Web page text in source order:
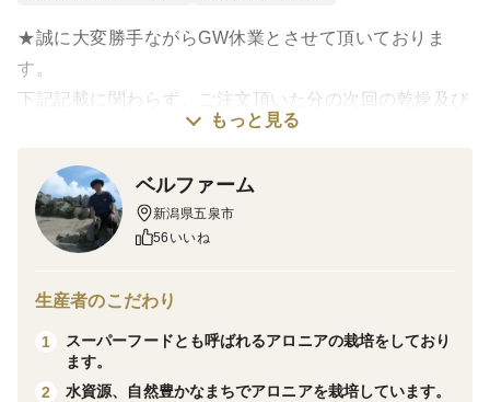
★誠に大変勝手ながらGW休業とさせて頂いておりま
す。
下記記載に関わらず、ご注文頂いた分の次回の乾燥及び
発送は5/11（月）からを予定しております。
★ご注文を取りまとめて毎週水曜日までに乾燥したてを
発送いたします。
乾燥したてをお届けするために、ある程度ご注文が集ま
りましたら毎週水曜日までに乾燥し乾燥後即発送いたし
ます。）
もっと見る
ベルファーム
新潟県五泉市
56いいね
生産者のこだわり
1
スーパーフードとも呼ばれるアロニアの栽培をしており
ます。
2
水資源、自然豊かなまちでアロニアを栽培しています。